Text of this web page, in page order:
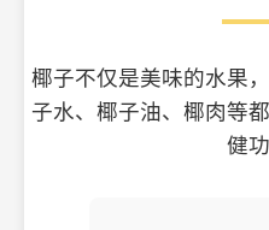
椰子不仅是美味的水果
子水、椰子油、椰肉等
健功